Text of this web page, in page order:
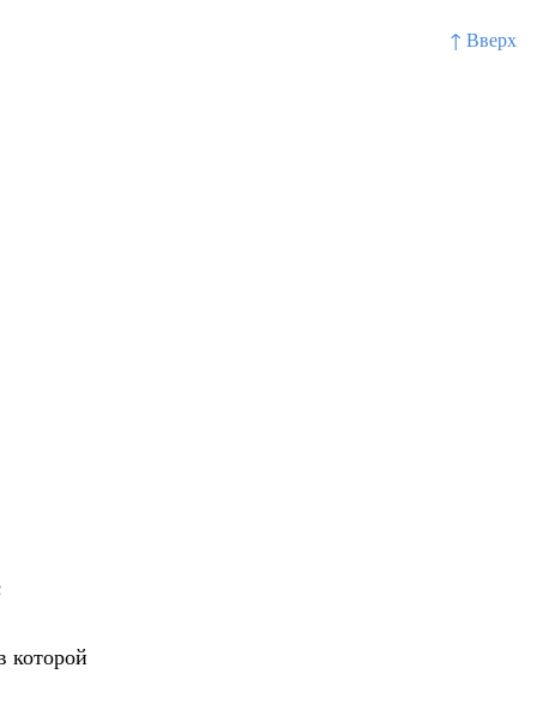
↑ Вверх
которой